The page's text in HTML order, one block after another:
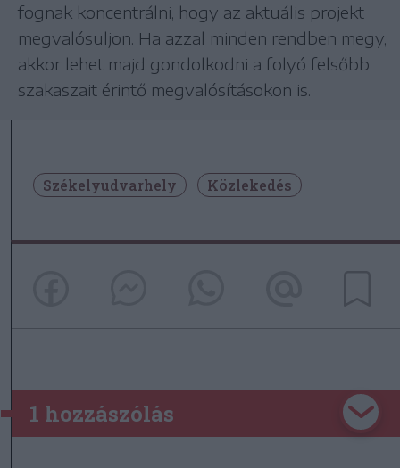
fognak koncentrálni, hogy az aktuális projekt
megvalósuljon. Ha azzal minden rendben megy,
akkor lehet majd gondolkodni a folyó felsőbb
szakaszait érintő megvalósításokon is.
Székelyudvarhely Közlekedés
1 hozzászólás